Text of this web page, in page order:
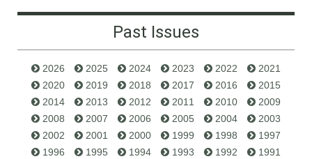
Past Issues
2026 2025 2024 2023 2022
2021
2020
2019 2018 2017 2016
2015
2014
2013 2012 2011 2010
2009
2008
2007 2006 2005 2004
2003
2002
2001 2000 1999 1998
1997
1996
1995 1994 1993 1992
1991